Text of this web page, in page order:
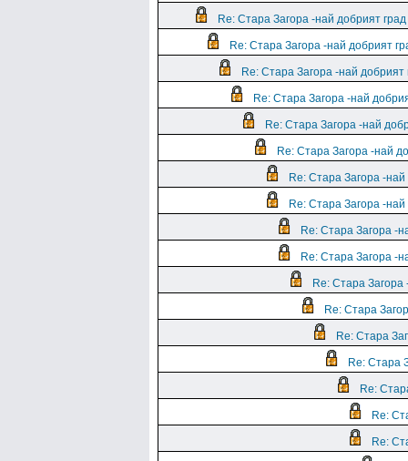
Re: Стара Загора -най добрият
Re: Стара Загора -най добрият
Re: Стара Загора -най добрият
Re: Стара Загора -най
Re: Стара Загора -най
Re: Стара Загора -най
Re: Стара Загора -
Re: Стара Загора -
Re: Стара Загора -
Re: Стара Загора -
Re: Стара Загора
Re: Стара
Re: Стара
Re: Стара
Re:
Re:
Re: